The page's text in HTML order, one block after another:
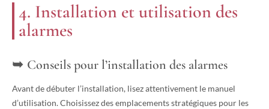
4. Installation et utilisation des
alarmes
Conseils pour l’installation des alarmes
Avant de débuter l’installation, lisez attentivement le manuel
d’utilisation. Choisissez des emplacements stratégiques pour les